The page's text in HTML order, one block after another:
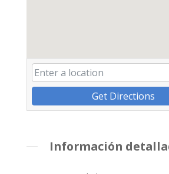
Get Directions
Información